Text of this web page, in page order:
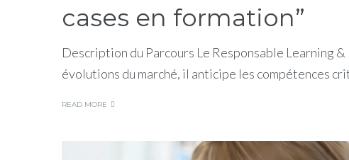
cases en formation”
Description du Parcours Le Responsable Learning
évolutions du marché, il anticipe les compétences
READ MORE